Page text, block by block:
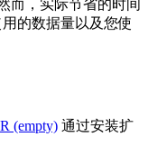
而，实际节省的时间
的数据量以及您使
(empty) 通过安装扩